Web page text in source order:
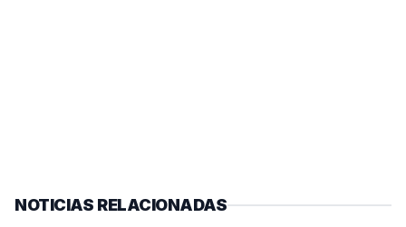
NOTICIAS RELACIONADAS